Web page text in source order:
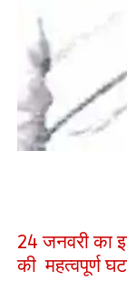
24 जनवरी का
की महत्वपूर्ण